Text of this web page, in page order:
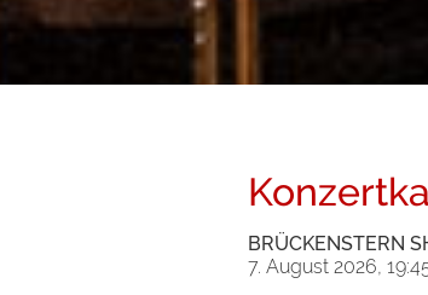
BRÜCKENSTERN
7. August 2026,